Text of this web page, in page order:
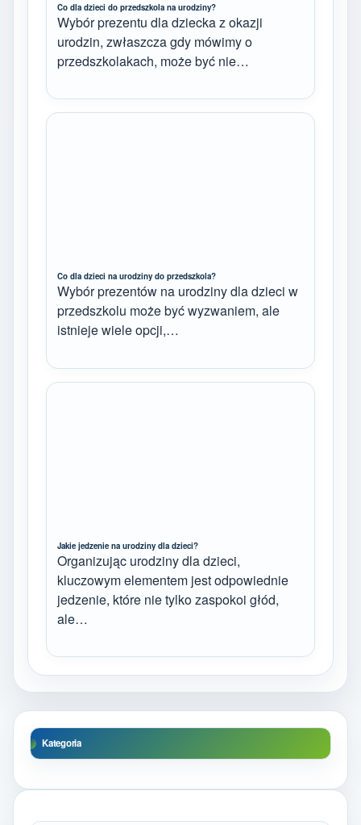
Co dla dzieci do przedszkola na urodziny?
Wybór prezentu dla dziecka z okazji
urodzin, zwłaszcza gdy mówimy o
przedszkolakach, może być nie…
Co dla dzieci na urodziny do przedszkola?
Wybór prezentów na urodziny dla dzieci w
przedszkolu może być wyzwaniem, ale
istnieje wiele opcji,…
Jakie jedzenie na urodziny dla dzieci?
Organizując urodziny dla dzieci,
kluczowym elementem jest odpowiednie
jedzenie, które nie tylko zaspokoi głód,
ale…
Kategoria